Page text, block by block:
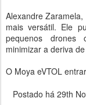
Alexandre
mais versátil. Ele
pequenos drones
minimizar a deriva
O Moya eVTOL
Postado há 29th